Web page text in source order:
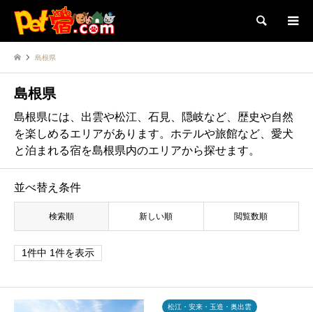
検索
島根県
島根県
島根県には、出雲や松江、石見、隠岐など、歴史や自然
を楽しめるエリアがあります。ホテルや旅館など、愛犬
と泊まれる宿を島根県内のエリアから探せます。
並べ替え条件
検索順 新しい順 閲覧数順
1件中 1件を表示
松江・安来・玉造・奥出雲